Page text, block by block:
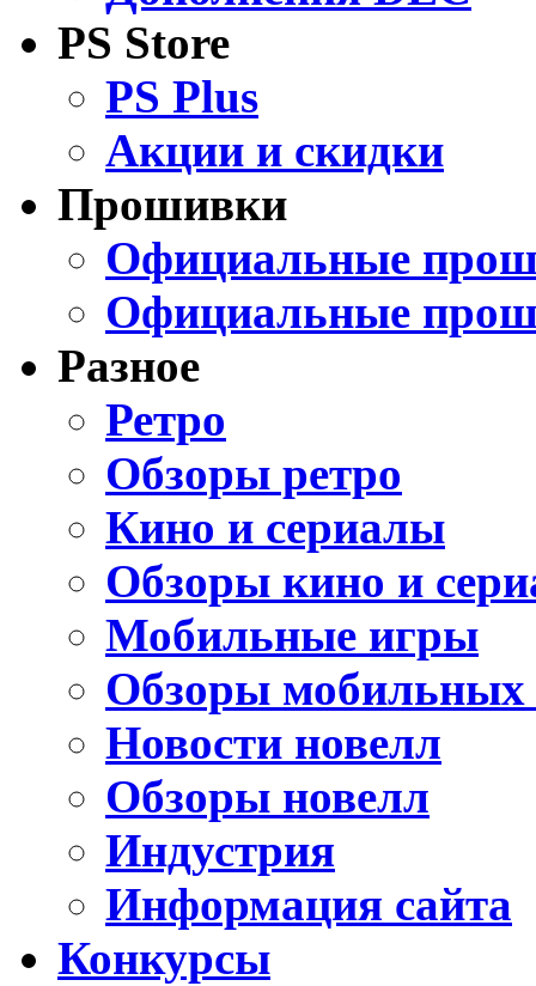
PS Store
PS Plus
Акции и скидки
Прошивки
Официальные
Официальные
Разное
Ретро
Обзоры ретро
Кино и сериалы
Обзоры кино и
Мобильные игры
Обзоры мобильных
Новости новелл
Обзоры новелл
Индустрия
Информация сайта
Конкурсы